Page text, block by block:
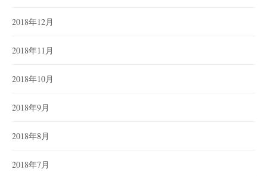
2018年12月
2018年11月
2018年10月
2018年9月
2018年8月
2018年7月